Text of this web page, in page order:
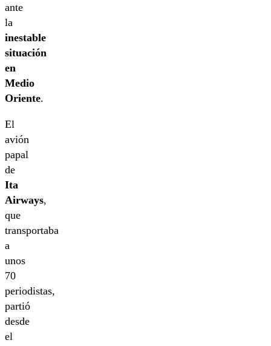
ante
la
inestable
situación
en
Medio
Oriente.
El
avión
papal
de
Ita
Airways,
que
transportaba
a
unos
70
periodistas,
partió
desde
el